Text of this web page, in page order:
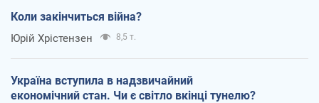
Коли закінчиться війна?
Юрій Хрістензен 8,5 т.
Україна вступила в надзвичайний
економічний стан. Чи є світло вкінці тунелю?